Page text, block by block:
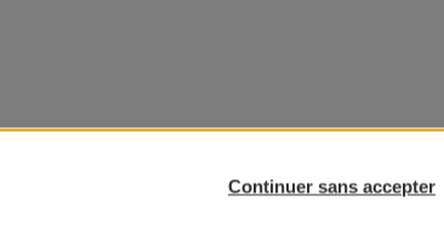
Continuer sans accepter